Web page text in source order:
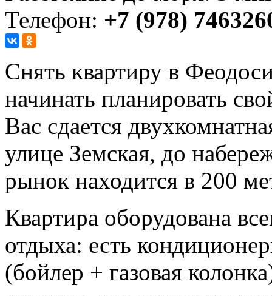
Телефон: +7 (978)
Снять квартиру в
начинать планировать
Вас сдается
улице Земская, до
рынок находится в 200
Квартира оборудована
отдыха: есть
(бойлер + газовая